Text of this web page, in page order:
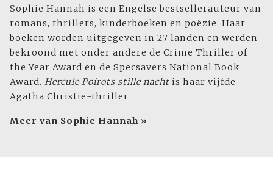
Sophie Hannah is een Engelse bestsellerauteur van
romans, thrillers, kinderboeken en poëzie. Haar
boeken worden uitgegeven in 27 landen en werden
bekroond met onder andere de Crime Thriller of
the Year Award en de Specsavers National Book
Award. Hercule Poirots stille nacht is haar vijfde
Agatha Christie-thriller.
Meer van Sophie Hannah »